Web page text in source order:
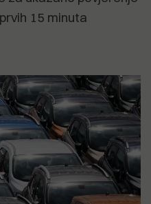
15 minuta